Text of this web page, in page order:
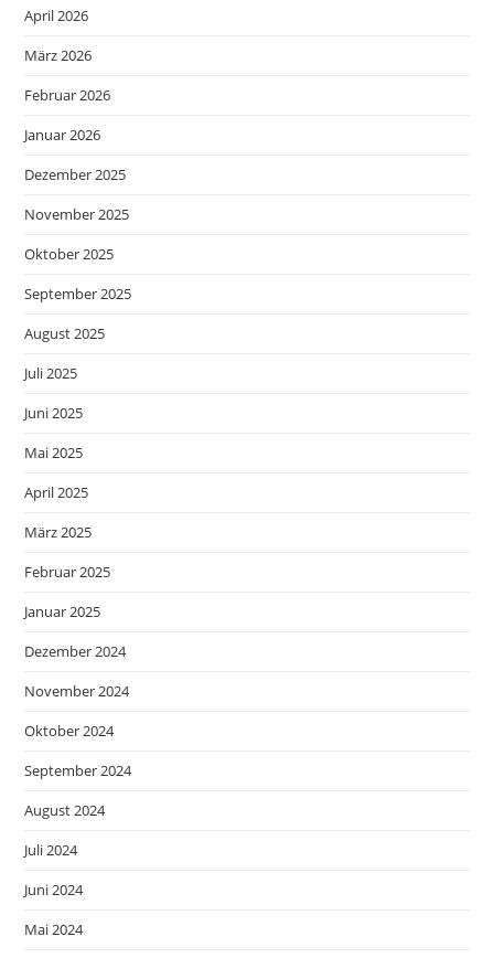
April 2026
März 2026
Februar 2026
Januar 2026
Dezember 2025
November 2025
Oktober 2025
September 2025
August 2025
Juli 2025
Juni 2025
Mai 2025
April 2025
März 2025
Februar 2025
Januar 2025
Dezember 2024
November 2024
Oktober 2024
September 2024
August 2024
Juli 2024
Juni 2024
Mai 2024